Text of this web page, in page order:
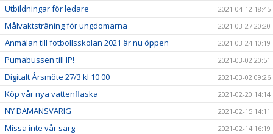
Utbildningar för ledare 2021-04-12 18:45
Målvaktsträning för ungdomarna 2021-03-27 20:20
Anmälan till fotbollsskolan 2021 är nu öppen 2021-03-24 10:19
Pumabussen till IP! 2021-03-02 20:51
Digitalt Årsmöte 27/3 kl 10 00 2021-03-02 09:26
Köp vår nya vattenflaska 2021-02-20 14:14
NY DAMANSVARIG 2021-02-15 14:11
Missa inte vår sarg 2021-02-14 16:19